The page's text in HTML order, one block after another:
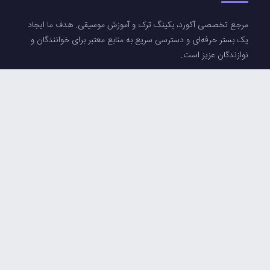
مرجع تخصصی آکورد، بکینگ ترک و آموزش موسیقی. هدف ما ایجاد
یک بستر حرفه‌ای و دسترسی سریع به منابع معتبر برای خوانندگان و
نوازندگان عزیز است.